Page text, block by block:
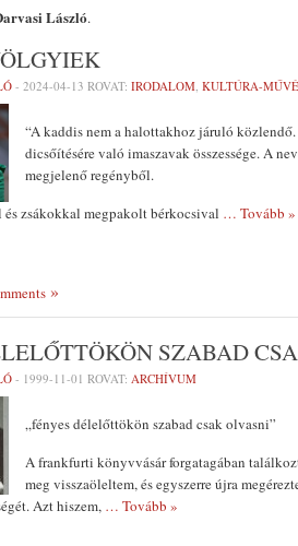
László.
- 2024-04-13 ROVAT: IRODALOM, KULTÚRA-
“A kaddis nem a halottakhoz járuló
dicsőítésére való imaszavak összessége. A
megjelenő regényből.
zsákokkal megpakolt bérkocsival … Tovább »
SZABAD
- 1999-11-01 ROVAT: ARCHÍVUM
„fényes délelőttökön szabad csak olvasni”
A frankfurti könyvvásár forgatagában
meg visszaö­leltem, és egyszerre újra
Azt hiszem, … Tovább »